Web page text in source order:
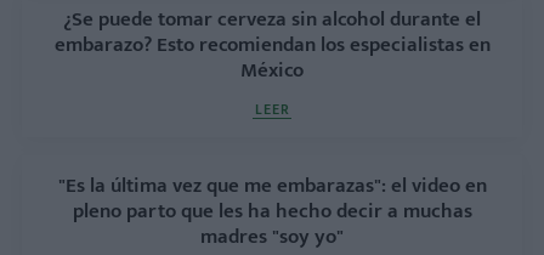
¿Se puede tomar cerveza sin alcohol durante el
embarazo? Esto recomiendan los especialistas en
México
LEER
"Es la última vez que me embarazas": el video en
pleno parto que les ha hecho decir a muchas
madres "soy yo"